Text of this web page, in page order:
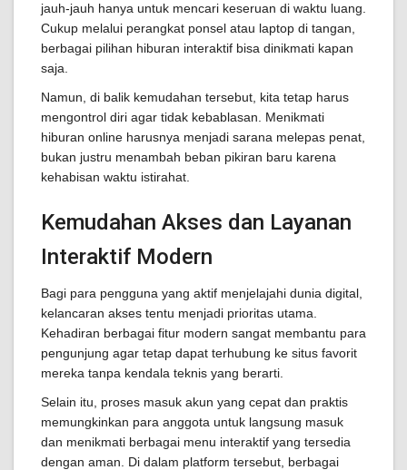
jauh-jauh hanya untuk mencari keseruan di waktu luang.
Cukup melalui perangkat ponsel atau laptop di tangan,
berbagai pilihan hiburan interaktif bisa dinikmati kapan
saja.
Namun, di balik kemudahan tersebut, kita tetap harus
mengontrol diri agar tidak kebablasan. Menikmati
hiburan online harusnya menjadi sarana melepas penat,
bukan justru menambah beban pikiran baru karena
kehabisan waktu istirahat.
Kemudahan Akses dan Layanan
Interaktif Modern
Bagi para pengguna yang aktif menjelajahi dunia digital,
kelancaran akses tentu menjadi prioritas utama.
Kehadiran berbagai fitur modern sangat membantu para
pengunjung agar tetap dapat terhubung ke situs favorit
mereka tanpa kendala teknis yang berarti.
Selain itu, proses masuk akun yang cepat dan praktis
memungkinkan para anggota untuk langsung masuk
dan menikmati berbagai menu interaktif yang tersedia
dengan aman. Di dalam platform tersebut, berbagai